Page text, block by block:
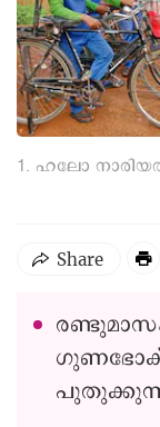
1. ഹലോ